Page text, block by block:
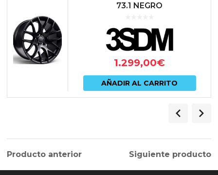
73.1 NEGRO
1.299,00€
AÑADIR AL CARRITO
Producto anterior Siguiente producto